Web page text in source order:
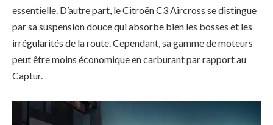
essentielle. D’autre part, le Citroën C3 Aircross se distingue
par sa suspension douce qui absorbe bien les bosses et les
irrégularités de la route. Cependant, sa gamme de moteurs
peut être moins économique en carburant par rapport au
Captur.